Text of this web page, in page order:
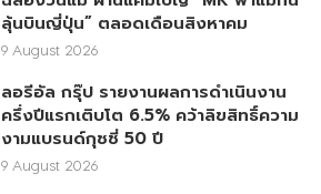
ลุ้นบินญี่ปุ่น” ตลอดเดือนสิงหาคม
9 August 2026
ลอรีอัล กรุ๊ป รายงานผลการดำเนินงาน
ครึ่งปีแรกเติบโต 6.5% คว้าลิขสิทธิ์ความ
งามแบรนด์กุชชี่ 50 ปี
9 August 2026